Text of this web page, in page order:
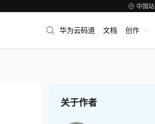
中国站
华为云码道 文档 创作
关于作者